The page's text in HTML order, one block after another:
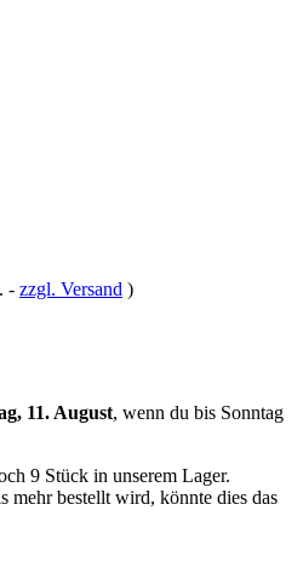
- zzgl. Versand )
11. August, wenn du bis Sonntag
9 Stück in unserem Lager.
mehr bestellt wird, könnte dies das